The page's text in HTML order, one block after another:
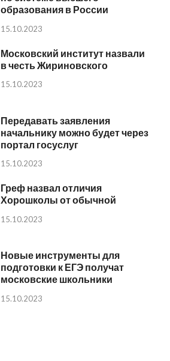
образования в России
15.10.2023
Московский институт назвали
в честь Жириновского
15.10.2023
Передавать заявления
начальнику можно будет через
портал госуслуг
15.10.2023
Греф назвал отличия
Хорошколы от обычной
15.10.2023
Новые инструменты для
подготовки к ЕГЭ получат
московские школьники
15.10.2023